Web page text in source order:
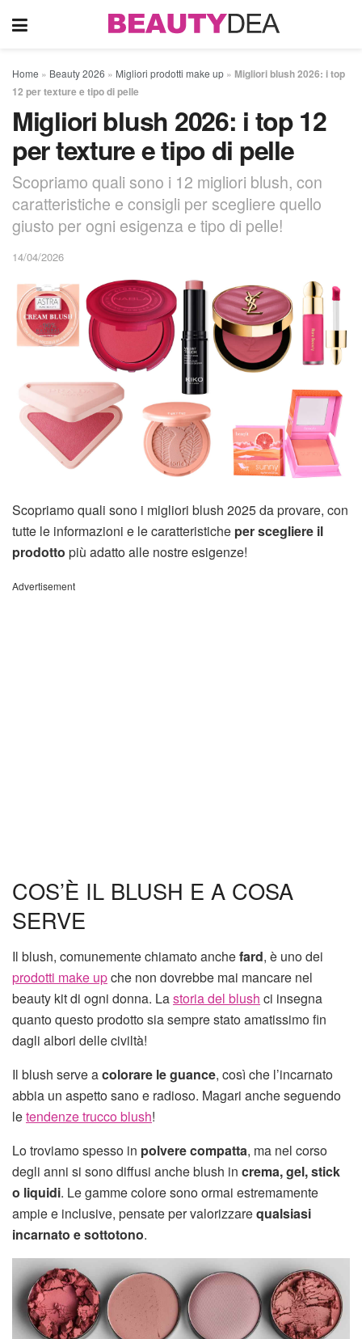
Home » Beauty 2026 » Migliori prodotti make up » Migliori blush 2026: i top
12 per texture e tipo di pelle
Migliori blush 2026: i top 12
per texture e tipo di pelle
Scopriamo quali sono i 12 migliori blush, con
caratteristiche e consigli per scegliere quello
giusto per ogni esigenza e tipo di pelle!
14/04/2026
Scopriamo quali sono i migliori blush 2025 da provare, con
tutte le informazioni e le caratteristiche per scegliere il
prodotto più adatto alle nostre esigenze!
Advertisement
COS’È IL BLUSH E A COSA
SERVE
Il blush, comunemente chiamato anchefard, è uno dei
prodotti make upche non dovrebbe mai mancare nel
beauty kit di ogni donna. Lastoria del blush ci insegna
quanto questo prodotto sia sempre stato amatissimo fin
dagli albori delle civiltà!
Il blush serve acolorare le guance, così che l’incarnato
abbia un aspetto sano e radioso. Magari anche seguendo
letendenze trucco blush!
Lo troviamo spesso in polvere compatta, ma nel corso
degli anni si sono diffusi anche blush in crema, gel, stick
o liquidi. Le gamme colore sono ormai estremamente
ampie e inclusive, pensate per valorizzarequalsiasi
incarnato e sottotono.